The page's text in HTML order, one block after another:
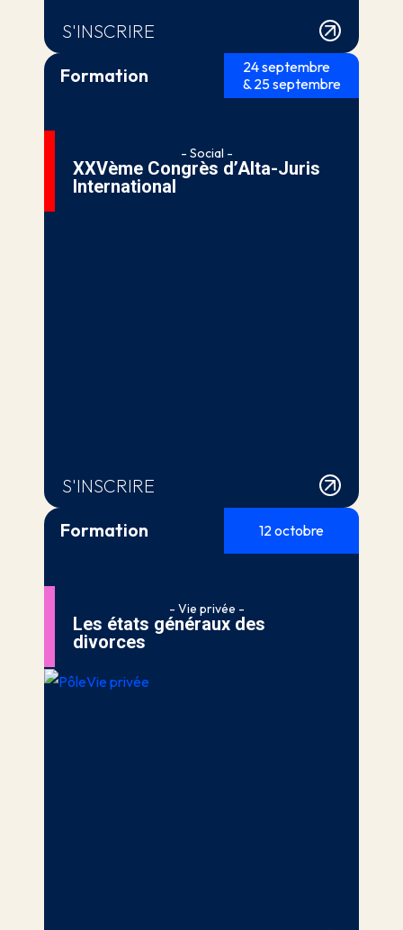
S'INSCRIRE
Formation
24 septembre
& 25 septembre
- Social -
XXVème Congrès d’Alta-Juris
International
S'INSCRIRE
Formation
12 octobre
- Vie privée -
Les états généraux des
divorces